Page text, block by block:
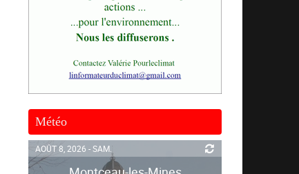
Météo
AOÛT 8, 2026 - SAM.